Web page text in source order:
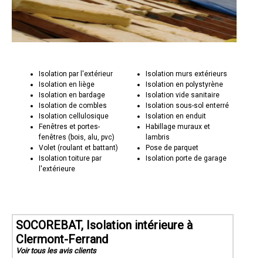
Isolation par l'extérieur
Isolation en liège
Isolation en bardage
Isolation de combles
Isolation cellulosique
Fenêtres et portes-
fenêtres (bois, alu, pvc)
Volet (roulant et battant)
Isolation toiture par
l'extérieure
Isolation murs extérieurs
Isolation en polystyrène
Isolation vide sanitaire
Isolation sous-sol enterré
Isolation en enduit
Habillage muraux et
lambris
Pose de parquet
Isolation porte de garage
SOCOREBAT, Isolation intérieure à
Clermont-Ferrand
Voir tous les avis clients